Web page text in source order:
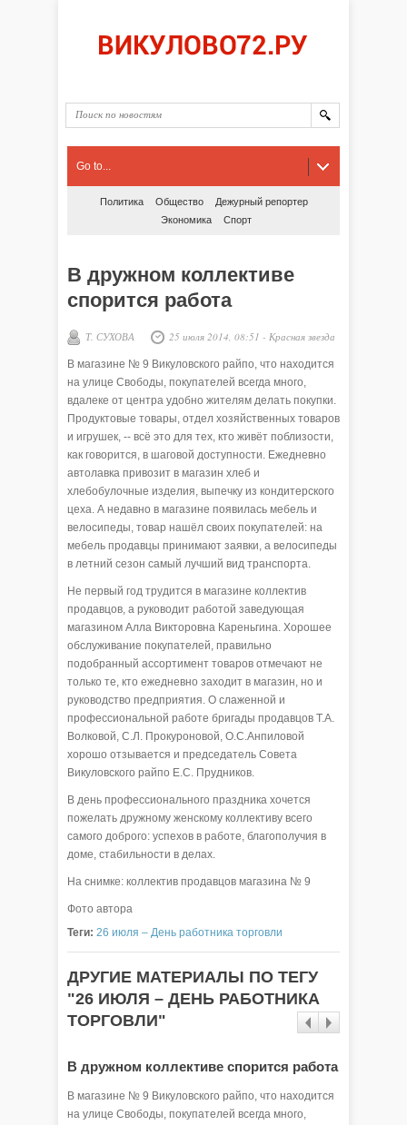
Go to...
Политика Общество
Дежурный репортер
Экономика
Спорт
В дружном коллективе
спорится работа
Т. СУХОВА 25 июля 2014, 08:51 - Красная звезда
В магазине № 9 Викуловского райпо, что находится
на улице Свободы, покупателей всегда много,
вдалеке от центра удобно жителям делать покупки.
Продуктовые товары, отдел хозяйственных товаров
и игрушек, -- всё это для тех, кто живёт поблизости,
как говорится, в шаговой доступности. Ежедневно
автолавка привозит в магазин хлеб и
хлебобулочные изделия, выпечку из кондитерского
цеха. А недавно в магазине появилась мебель и
велосипеды, товар нашёл своих покупателей: на
мебель продавцы принимают заявки, а велосипеды
в летний сезон самый лучший вид транспорта.
Не первый год трудится в магазине коллектив
продавцов, а руководит работой заведующая
магазином Алла Викторовна Кареньгина. Хорошее
обслуживание покупателей, правильно
подобранный ассортимент товаров отмечают не
только те, кто ежедневно заходит в магазин, но и
руководство предприятия. О слаженной и
профессиональной работе бригады продавцов Т.А.
Волковой, С.Л. Прокуроновой, О.С.Анпиловой
хорошо отзывается и председатель Совета
Викуловского райпо Е.С. Прудников.
В день профессионального праздника хочется
пожелать дружному женскому коллективу всего
самого доброго: успехов в работе, благополучия в
доме, стабильности в делах.
На снимке: коллектив продавцов магазина № 9
Фото автора
Теги: 26 июля – День работника торговли
ДРУГИЕ МАТЕРИАЛЫ ПО ТЕГУ
"26 ИЮЛЯ – ДЕНЬ РАБОТНИКА
ТОРГОВЛИ"
В дружном коллективе спорится работа
В магазине № 9 Викуловского райпо, что находится
на улице Свободы, покупателей всегда много,